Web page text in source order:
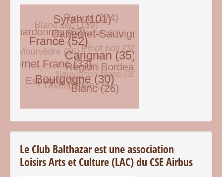
Le Club Balthazar est une association
Loisirs Arts et Culture (LAC) du CSE Airbus